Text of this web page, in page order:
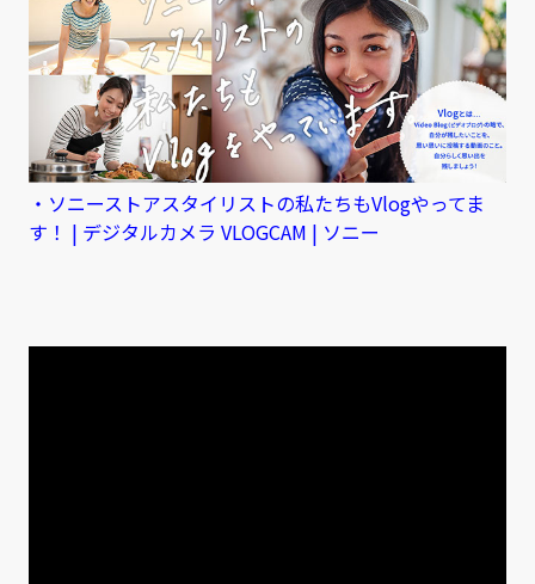
・ソニーストアスタイリストの私たちもVlogやってま
す！ | デジタルカメラ VLOGCAM | ソニー